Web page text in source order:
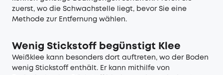
zuerst, wo die Schwachstelle liegt, bevor Sie eine
Methode zur Entfernung wählen.
Wenig Stickstoff begünstigt Klee
Weißklee kann besonders dort auftreten, wo der Boden
wenig Stickstoff enthält. Er kann mithilfe von